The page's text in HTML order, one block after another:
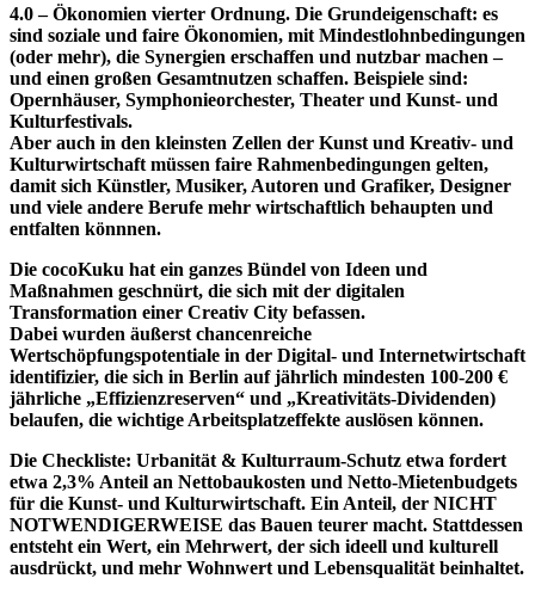
4.0 – Ökonomien vierter Ordnung. Die Grundeigenschaft: es
sind soziale und faire Ökonomien, mit Mindestlohnbedingungen
(oder mehr), die Synergien erschaffen und nutzbar machen –
und einen großen Gesamtnutzen schaffen. Beispiele sind:
Opernhäuser, Symphonieorchester, Theater und Kunst- und
Kulturfestivals.
Aber auch in den kleinsten Zellen der Kunst und Kreativ- und
Kulturwirtschaft müssen faire Rahmenbedingungen gelten,
damit sich Künstler, Musiker, Autoren und Grafiker, Designer
und viele andere Berufe mehr wirtschaftlich behaupten und
entfalten könnnen.
Die cocoKuku hat ein ganzes Bündel von Ideen und
Maßnahmen geschnürt, die sich mit der digitalen
Transformation einer Creativ City befassen.
Dabei wurden äußerst chancenreiche
Wertschöpfungspotentiale in der Digital- und Internetwirtschaft
identifizier, die sich in Berlin auf jährlich mindesten 100-200 €
jährliche „Effizienzreserven“ und „Kreativitäts-Dividenden)
belaufen, die wichtige Arbeitsplatzeffekte auslösen können.
Die Checkliste: Urbanität & Kulturraum-Schutz etwa fordert
etwa 2,3% Anteil an Nettobaukosten und Netto-Mietenbudgets
für die Kunst- und Kulturwirtschaft. Ein Anteil, der NICHT
NOTWENDIGERWEISE das Bauen teurer macht. Stattdessen
entsteht ein Wert, ein Mehrwert, der sich ideell und kulturell
ausdrückt, und mehr Wohnwert und Lebensqualität beinhaltet.